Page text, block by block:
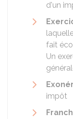
d'un
fait
Un
impôt